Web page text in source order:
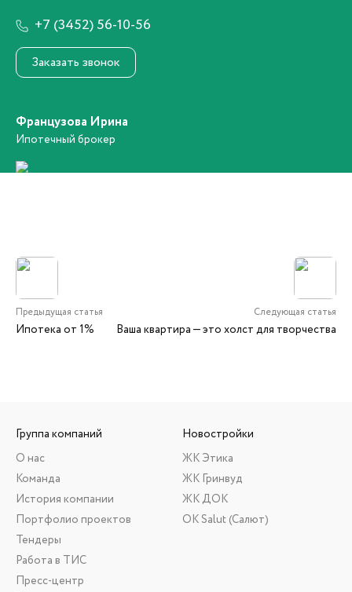
Французова Ирина
Ипотечный брокер
+7 (3452) 56-10-56
Заказать звонок
Предыдущая статья
Ипотека от 1%
Следующая статья
Ваша квартира — это холст для творчества
Группа компаний
О нас
Команда
История компании
Портфолио проектов
Тендеры
Работа в ТИС
Пресс-центр
Новостройки
ЖК Этика
ЖК Гринвуд
ЖК ДОК
ОК Salut (Салют)